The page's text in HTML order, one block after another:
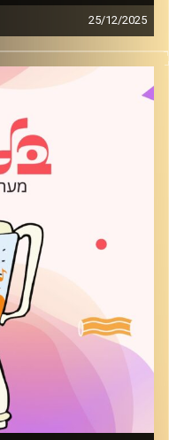
25/12/2025
מוזיקה רגועה לפתוח
קרדיט תמונות: